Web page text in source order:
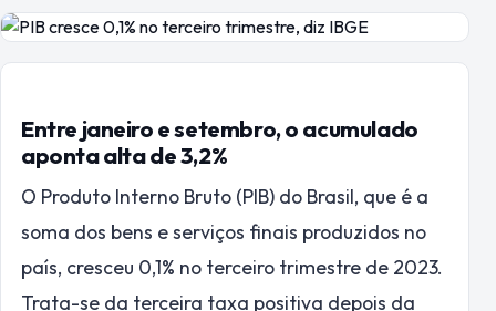
Entre janeiro e setembro, o acumulado
aponta alta de 3,2%
O Produto Interno Bruto (PIB) do Brasil, que é a
soma dos bens e serviços finais produzidos no
país, cresceu 0,1% no terceiro trimestre de 2023.
Trata-se da terceira taxa positiva depois da